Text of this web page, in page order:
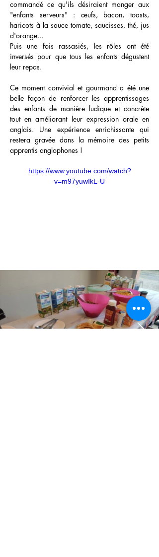
commandé ce qu'ils désiraient manger aux
"enfants serveurs" : œufs, bacon, toasts,
haricots à la sauce tomate, saucisses, thé, jus
d'orange...
Puis une fois rassasiés, les rôles ont été
inversés pour que tous les enfants dégustent
leur repas.
Ce moment convivial et gourmand a été une
belle façon de renforcer les apprentissages
des enfants de manière ludique et concrète
tout en améliorant leur expression orale en
anglais. Une expérience enrichissante qui
restera gravée dans la mémoire des petits
apprentis anglophones !
https://www.youtube.com/watch?
v=m97yuwIkL-U